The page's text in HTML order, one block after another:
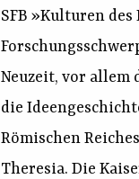
SFB »Kulturen
Neuzeit, vor allem
die
Römischen
Theresia. Die